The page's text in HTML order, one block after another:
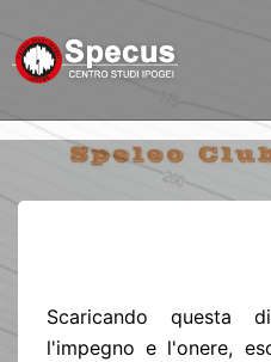
dilettevole . .
Scaricando questa
l'impegno e l'onere,